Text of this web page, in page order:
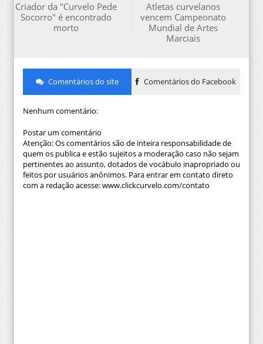
Atletas curvelanos
vencem Campeonato
Mundial de Artes
Marciais
Criador da "Curvelo Pede
Socorro" é encontrado
morto
Comentários do site Comentários do Facebook
Nenhum comentário:
Postar um comentário
Atenção: Os comentários são de inteira responsabilidade de
quem os publica e estão sujeitos a moderação caso não sejam
pertinentes ao assunto, dotados de vocábulo inapropriado ou
feitos por usuários anônimos. Para entrar em contato direto
com a redação acesse: www.clickcurvelo.com/contato